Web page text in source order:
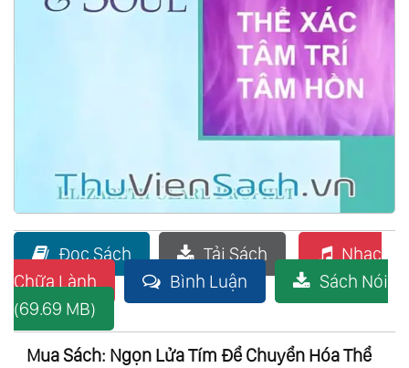
Đọc Sách Tải Sách
Nhạc
Chữa Lành
Bình Luận
Sách Nói
(69.69 MB)
Mua Sách: Ngọn Lửa Tím Để Chuyển Hóa Thể